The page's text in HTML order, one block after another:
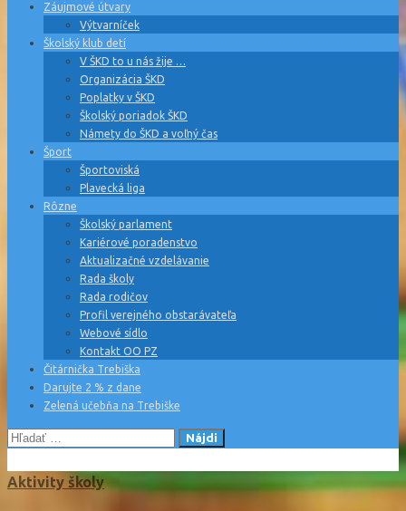
Záujmové útvary
Výtvarníček
Školský klub detí
V ŠKD to u nás žije …
Organizácia ŠKD
Poplatky v ŠKD
Školský poriadok ŠKD
Námety do ŠKD a voľný čas
Šport
Športoviská
Plavecká liga
Rôzne
Školský parlament
Kariérové poradenstvo
Aktualizačné vzdelávanie
Rada školy
Rada rodičov
Profil verejného obstarávateľa
Webové sídlo
Kontakt OO PZ
Čitárnička Trebiška
Darujte 2 % z dane
Zelená učebňa na Trebiške
Hľadať:
Aktivity školy